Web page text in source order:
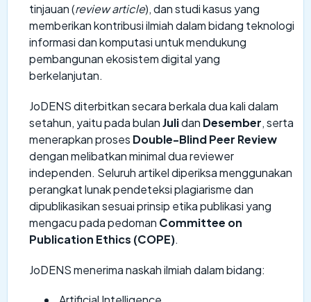
tinjauan (review article), dan studi kasus yang
memberikan kontribusi ilmiah dalam bidang teknologi
informasi dan komputasi untuk mendukung
pembangunan ekosistem digital yang
berkelanjutan.
JoDENS diterbitkan secara berkala dua kali dalam
setahun, yaitu pada bulanJulidan Desember, serta
menerapkan proses Double-Blind Peer Review
dengan melibatkan minimal dua reviewer
independen. Seluruh artikel diperiksa menggunakan
perangkat lunak pendeteksi plagiarisme dan
dipublikasikan sesuai prinsip etika publikasi yang
mengacu pada pedoman Committee on
Publication Ethics (COPE).
JoDENS menerima naskah ilmiah dalam bidang: